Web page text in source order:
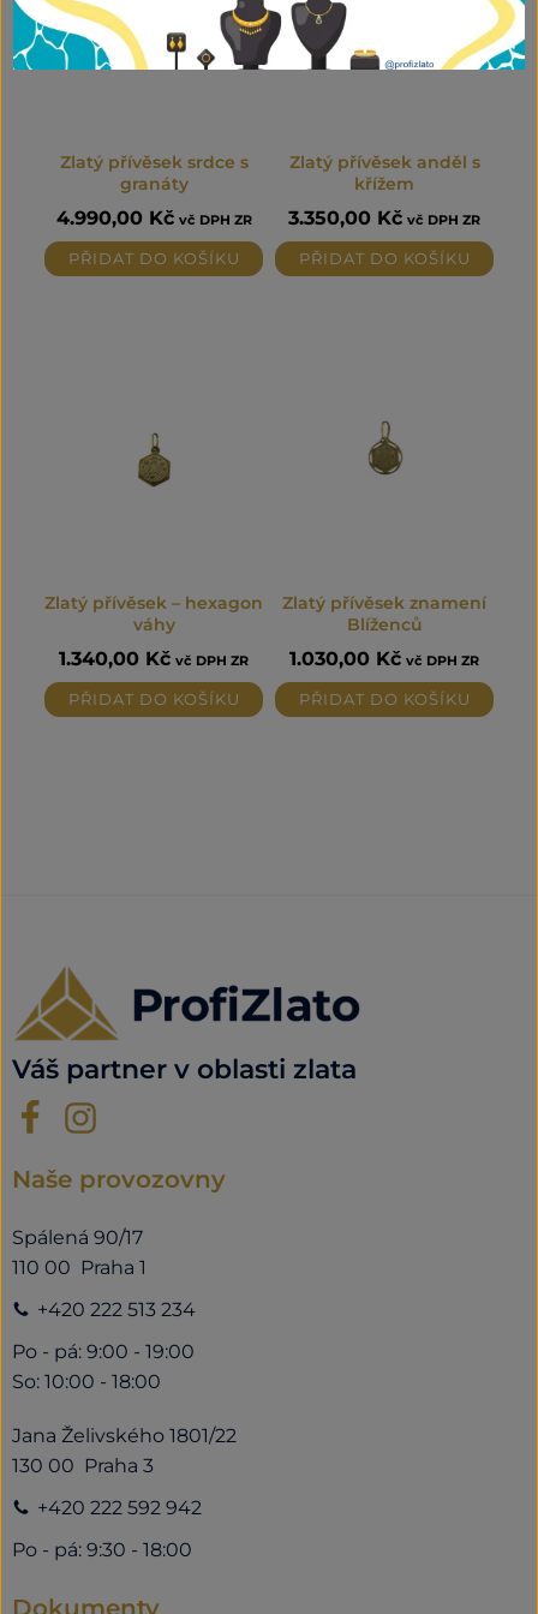
Zlatý přívěsek srdce s
granáty
4.990,00 Kč vč DPH ZR
PŘIDAT DO KOŠÍKU
Zlatý přívěsek anděl s
křížem
3.350,00 Kč vč DPH ZR
PŘIDAT DO KOŠÍKU
Zlatý přívěsek – hexagon
váhy
1.340,00 Kč vč DPH ZR
PŘIDAT DO KOŠÍKU
Zlatý přívěsek znamení
Blíženců
1.030,00 Kč vč DPH ZR
PŘIDAT DO KOŠÍKU
Váš partner v oblasti zlata
Naše provozovny
Spálená 90/17
110 00 Praha 1
+420 222 513 234
Po - pá: 9:00 - 19:00
So: 10:00 - 18:00
Jana Želivského 1801/22
130 00 Praha 3
+420 222 592 942
Po - pá: 9:30 - 18:00
Dokumenty